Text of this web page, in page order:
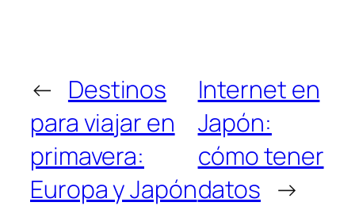
← Destinos
para viajar en
primavera:
Europa y Japón
Internet en
Japón:
cómo tener
datos →